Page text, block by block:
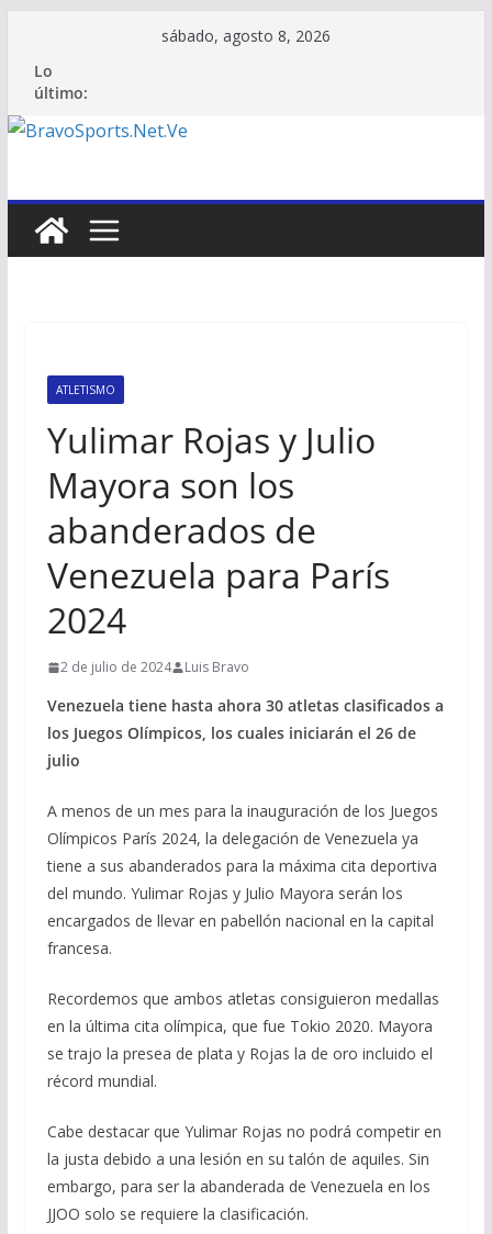
contenido
sábado, agosto 8, 2026
Lo
último:
ATLETISMO
Yulimar Rojas y Julio
Mayora son los
abanderados de
Venezuela para París
2024
2 de julio de 2024 Luis Bravo
Venezuela tiene hasta ahora 30 atletas clasificados a
los Juegos Olímpicos, los cuales iniciarán el 26 de
julio
A menos de un mes para la inauguración de los Juegos
Olímpicos París 2024, la delegación de Venezuela ya
tiene a sus abanderados para la máxima cita deportiva
del mundo. Yulimar Rojas y Julio Mayora serán los
encargados de llevar en pabellón nacional en la capital
francesa.
Recordemos que ambos atletas consiguieron medallas
en la última cita olímpica, que fue Tokio 2020. Mayora
se trajo la presea de plata y Rojas la de oro incluido el
récord mundial.
Cabe destacar que Yulimar Rojas no podrá competir en
la justa debido a una lesión en su talón de aquiles. Sin
embargo, para ser la abanderada de Venezuela en los
JJOO solo se requiere la clasificación.